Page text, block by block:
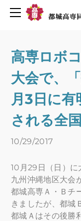
高専ロボ
大会で、
月3日に
される全
10/29/2017
​10月29日（日）に
九州沖縄地区大会
都城高専Ａ・Ｂチ
きましたが、都城
都城Ａはその後勝
平
平